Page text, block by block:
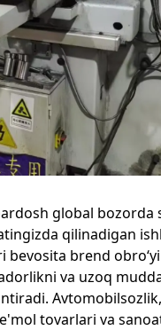
global bozorda
qilinadigan
bevosita brend
va uzoq
tovarlari va